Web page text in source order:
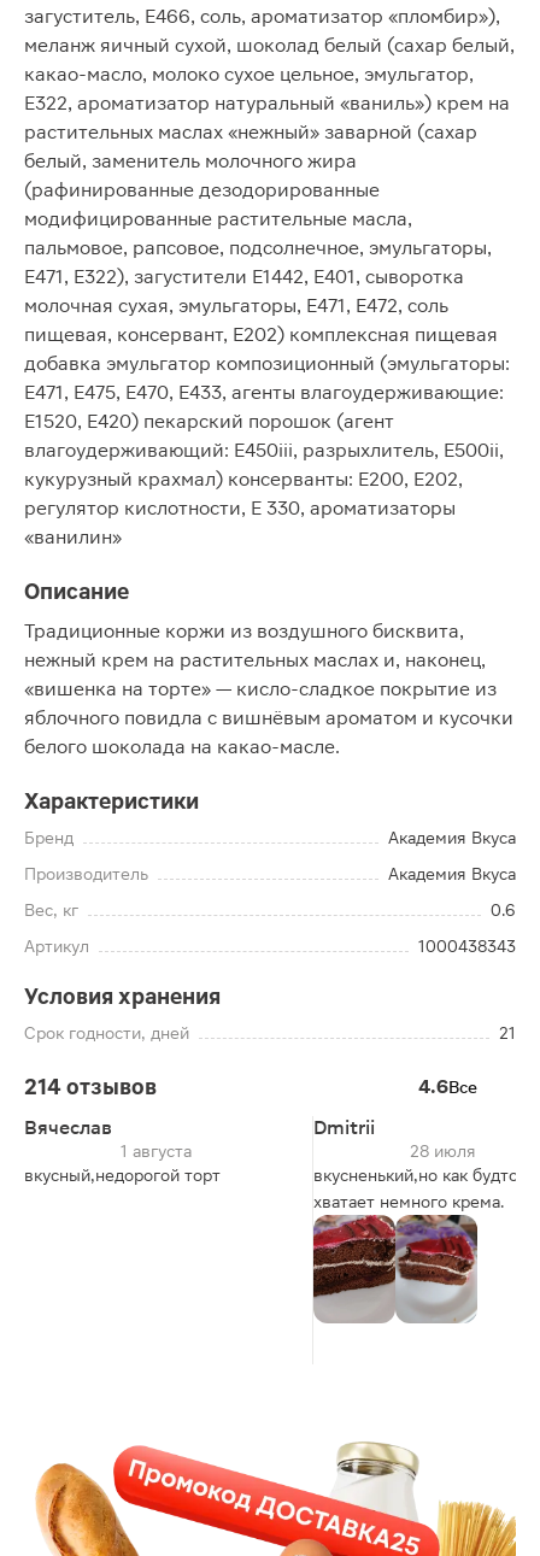
загуститель, Е466, соль, ароматизатор «пломбир»),
меланж яичный сухой, шоколад белый (сахар белый,
какао-масло, молоко сухое цельное, эмульгатор,
Е322, ароматизатор натуральный «ваниль») крем на
растительных маслах «нежный» заварной (сахар
белый, заменитель молочного жира
(рафинированные дезодорированные
модифицированные растительные масла,
пальмовое, рапсовое, подсолнечное, эмульгаторы,
Е471, Е322), загустители Е1442, Е401, сыворотка
молочная сухая, эмульгаторы, Е471, Е472, соль
пищевая, консервант, Е202) комплексная пищевая
добавка эмульгатор композиционный (эмульгаторы:
Е471, Е475, Е470, Е433, агенты влагоудерживающие:
Е1520, Е420) пекарский порошок (агент
влагоудерживающий: Е450iii, разрыхлитель, Е500ii,
кукурузный крахмал) консерванты: Е200, Е202,
регулятор кислотности, Е 330, ароматизаторы
«ванилин»
Описание
Традиционные коржи из воздушного бисквита,
нежный крем на растительных маслах и, наконец,
«вишенка на торте» — кисло-сладкое покрытие из
яблочного повидла с вишнёвым ароматом и кусочки
белого шоколада на какао-масле.
Характеристики
Бренд
Академия Вкуса
Производитель
Академия Вкуса
Вес, кг
0.6
Артикул
1000438343
Условия хранения
Срок годности, дней 21
214 отзывов 4.6Все
Вячеслав
1 августа
вкусный,недорогой торт
Dmitrii
28 июля
вкусненький,но как будто
хватает немного крема.